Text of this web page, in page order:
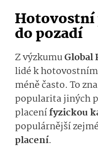
do pozadí
Z výzkumuGlobal
lidé k
méně často. To
popularita jiných
placenífyzickou
populárnější
placení.